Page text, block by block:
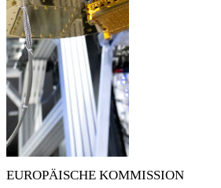
EUROPÄISCHE KOMMISSION